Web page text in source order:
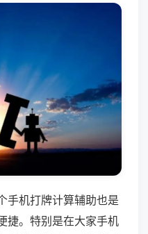
手机打牌计算辅助也是
捷。特别是在大家手机